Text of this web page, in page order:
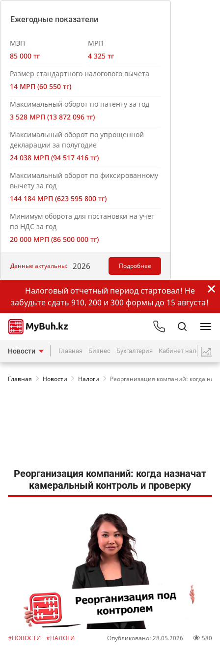
Ежегодные показатели
МЗП
85 000 тг
МРП
4 325 тг
Размер стандартного налогового вычета
14 МРП (60 550 тг)
Максимальный оборот по патенту за год
3 528 МРП (13 872 096 тг)
Максимальный оборот по упрощенной
декларации за полугодие
24 038 МРП (94 517 416 тг)
Максимальный оборот по фиксированному
вычету за год
144 184 МРП (623 595 800 тг)
Минимум оборота для постановки на учет
по НДС за год
20 000 МРП (86 500 000 тг)
Данные актуальны: 2026 Подробнее
Налоговый отчетный период стартовал! Не
забудьте сдать 910, 200 и 300 формы до 15 августа!
Новости Главная Бизнес Бухгалтерия Кабинет
Главная Новости Налоги Реорганизация компаний: когда
Реорганизация компаний: когда назначат
камеральный контроль и проверку
#НОВОСТИ #НАЛОГИ Опубликовано: 28.05.2026 580